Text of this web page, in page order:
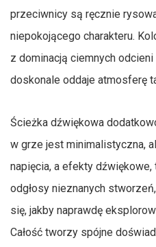
przeciwnicy są ręcznie
niepokojącego charakteru.
z dominacją ciemnych
doskonale oddaje atmosferę
Ścieżka dźwiękowa
w grze jest minimalistyczna,
napięcia, a efekty
odgłosy nieznanych
się, jakby naprawdę
Całość tworzy spójne